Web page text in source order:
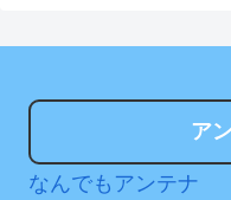
次予選3連勝も、海外ファ
は采配に辛辣「おそろし
ア
なんでもアンテナ